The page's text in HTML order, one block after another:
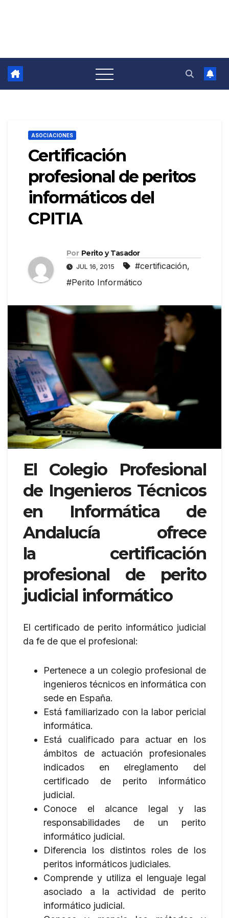
ASOCIACIONES
Certificación
profesional de peritos
informáticos del
CPITIA
Por Perito y Tasador
JUL 16, 2015 #certificación,
#Perito Informático
El Colegio Profesional
de Ingenieros Técnicos
en Informática de
Andalucía ofrece
la certificación
profesional de perito
judicial informático
El certificado de perito informático judicial
da fe de que el profesional:
Pertenece a un colegio profesional de
ingenieros técnicos en informática con
sede en España.
Está familiarizado con la labor pericial
informática.
Está cualificado para actuar en los
ámbitos de actuación profesionales
indicados en elreglamento del
certificado de perito informático
judicial.
Conoce el alcance legal y las
responsabilidades de un perito
informático judicial.
Diferencia los distintos roles de los
peritos informáticos judiciales.
Comprende y utiliza el lenguaje legal
asociado a la actividad de perito
informático judicial.